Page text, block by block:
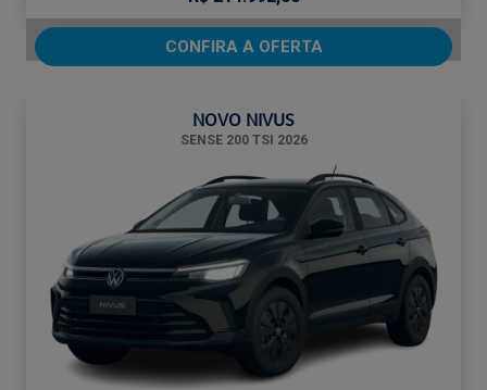
CONFIRA A OFERTA
NOVO NIVUS
SENSE 200 TSI 2026